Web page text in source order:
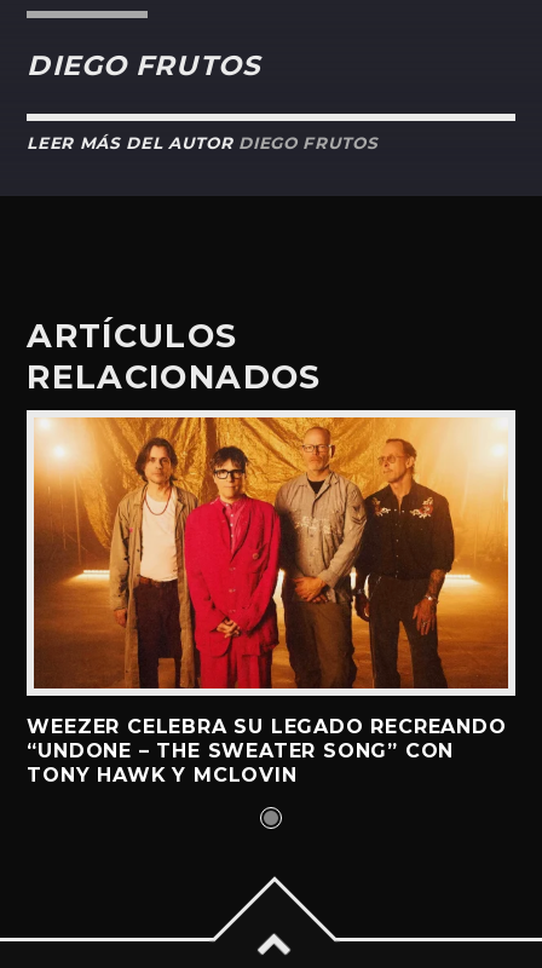
DIEGO FRUTOS
LEER MÁS DEL AUTOR DIEGO FRUTOS
ARTÍCULOS
RELACIONADOS
WEEZER CELEBRA SU LEGADO RECREANDO
“UNDONE – THE SWEATER SONG” CON
TONY HAWK Y MCLOVIN